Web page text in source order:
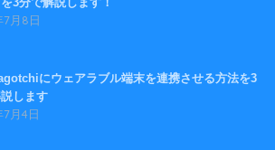
7月8日
にウェアラブル端末を連携させる方法を3
します
月4日